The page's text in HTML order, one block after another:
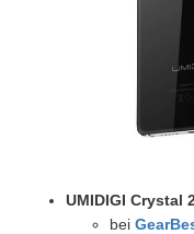
UMIDIGI Crystal
bei